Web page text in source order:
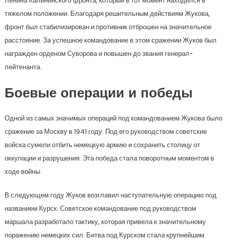
тяжелом положении. Благодаря решительным действиям Жукова,
фронт был стабилизирован и противник отброшен на значительное
расстояние. За успешное командование в этом сражении Жуков был
награжден орденом Суворова и повышен до звания генерал-
лейтенанта.
Боевые операции и победы
Одной из самых значимых операций под командованием Жукова было
сражение за Москву в 1941 году. Под его руководством советские
войска сумели отбить немецкую армию и сохранить столицу от
оккупации и разрушения. Эта победа стала поворотным моментом в
ходе войны.
В следующем году Жуков возглавил наступательную операцию под
названием Курск. Советское командование под руководством
маршала разработало тактику, которая привела к значительному
поражению немецких сил. Битва под Курском стала крупнейшим